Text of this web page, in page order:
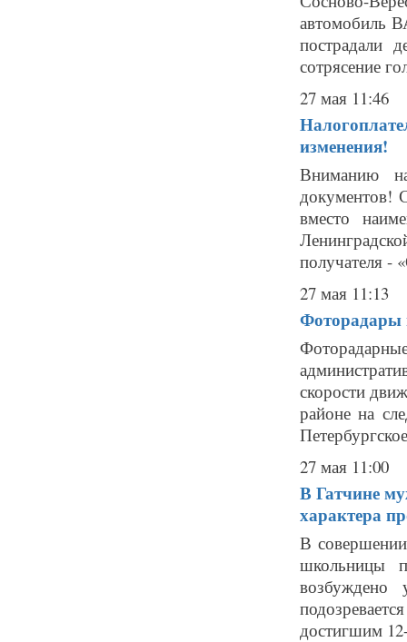
автомобиль
пострадали
сотрясение
27 мая 11:46
изменения!
Вниманию
документов!
вместо
получателя -
27 мая 11:13
Фоторадары
скорости
районе на
27 мая 11:00
В Гатчине
характера
В
школьницы
достигшим